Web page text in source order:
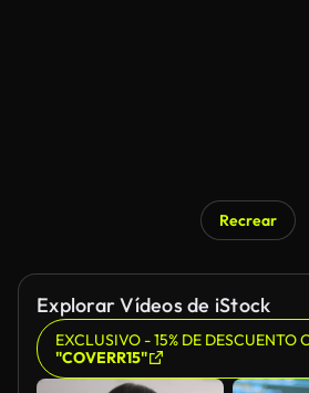
Recrear
Explorar Vídeos de iStock
EXCLUSIVO - 15% DE DESCUENTO
"COVERR15"